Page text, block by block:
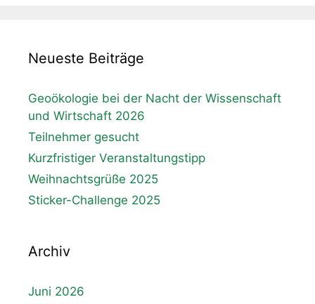
Neueste Beiträge
Geoökologie bei der Nacht der Wissenschaft
und Wirtschaft 2026
Teilnehmer gesucht
Kurzfristiger Veranstaltungstipp
Weihnachtsgrüße 2025
Sticker-Challenge 2025
Archiv
Juni 2026